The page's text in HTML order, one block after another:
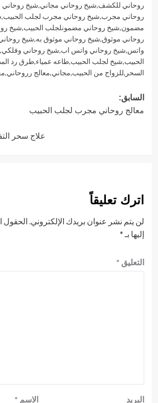
روحاني للكشف,شيخ روحاني مجاني,شيخ
روحاني مجرب,شيخ روحاني مجرب لجلب الحبيب,
مضمون,شيخ روحاني مضمونلجلب الحبيب,شيخ
روحاني موثوق,شيخ روحاني موثوق به,شيخ
واتس,شيخ روحاني واتس اب,شيخ روحاني وفلكي,
الحبيب,شيخ لجلب الحبيب,طاعه عمياء,طرق رد
السحر ,للزواج من الحبيب,مجاني,معالج رروحاني,
تصفّح
المقالات
السابق:
معالج روحاني مجرب لجلب الحبيب
علاج سحر
اترك تعليقاً
لن يتم نشر عنوان بريدك الإلكتروني. الحقول
إليها بـ *
التعليق *
الاسم *
البريد